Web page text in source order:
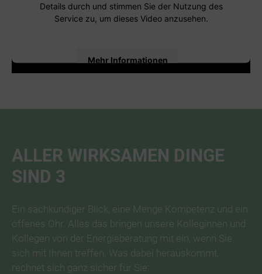
Details durch und stimmen Sie der Nutzung des
Service zu, um dieses Video anzusehen.
Mehr Informationen
powered byUsercentrics Consent Management
ALLER WIRKSAMEN DINGE
SIND 3
Ein sachkundiger Blick, eine Menge Kompetenz und ein
offenes Ohr. Alles das bringen unsere Kolleginnen und
Kollegen von der Energieberatung mit ein, wenn Sie
sich mit Ihnen treffen. Was dabei herauskommt,
rechnet sich ganz sicher für Sie: